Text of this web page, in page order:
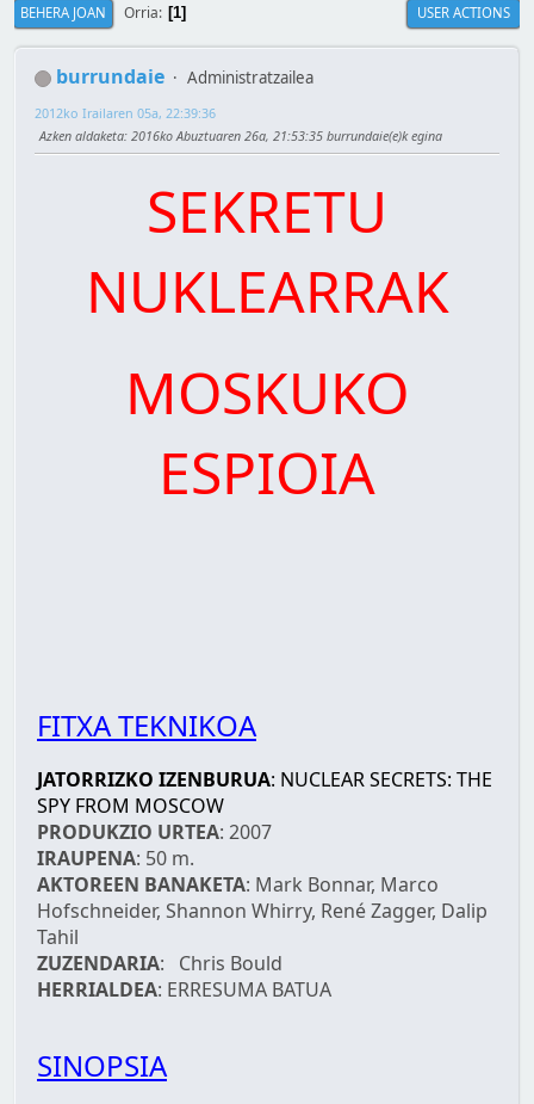
BEHERA JOAN Orria 1 USER ACTIONS
burrundaie Administratzailea
2012ko Irailaren 05a, 22:39:36
Azken aldaketa: 2016ko Abuztuaren 26a, 21:53:35 burrundaie(e)k egina
SEKRETU
NUKLEARRAK
MOSKUKO
ESPIOIA
FITXA TEKNIKOA
JATORRIZKO IZENBURUA: NUCLEAR SECRETS: THE
SPY FROM MOSCOW
PRODUKZIO URTEA: 2007
IRAUPENA: 50 m.
AKTOREEN BANAKETA: Mark Bonnar, Marco
Hofschneider, Shannon Whirry, René Zagger, Dalip
Tahil
ZUZENDARIA: Chris Bould
HERRIALDEA: ERRESUMA BATUA
SINOPSIA